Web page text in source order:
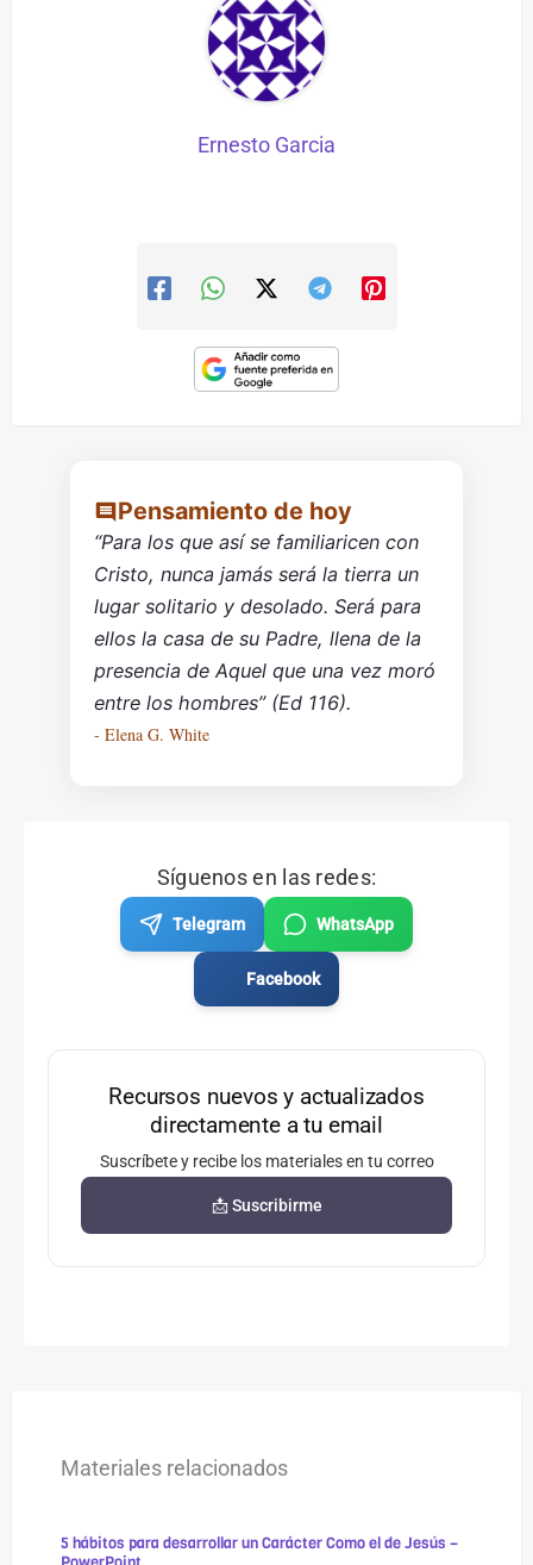
Ernesto Garcia
Pensamiento de hoy
“Para los que así se familiaricen con
Cristo, nunca jamás será la tierra un
lugar solitario y desolado. Será para
ellos la casa de su Padre, llena de la
presencia de Aquel que una vez moró
entre los hombres” (Ed 116).
- Elena G. White
Síguenos en las redes:
Telegram WhatsApp
Facebook
Recursos nuevos y actualizados
directamente a tu email
Suscríbete y recibe los materiales en tu correo
📩 Suscribirme
Materiales relacionados
5 hábitos para desarrollar un Carácter Como el de Jesús –